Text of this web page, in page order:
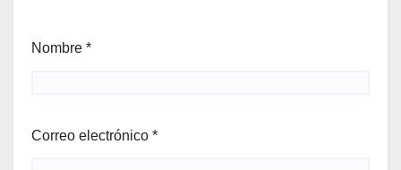
Nombre *
Correo electrónico *